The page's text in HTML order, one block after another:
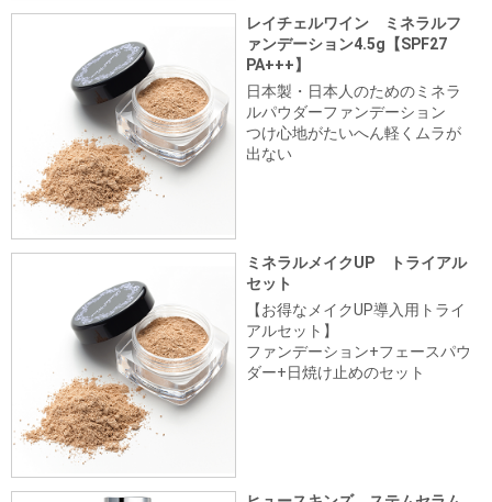
レイチェルワイン ミネラルフ
ァンデーション4.5g【SPF27
PA+++】
日本製・日本人のためのミネラ
ルパウダーファンデーション
つけ心地がたいへん軽くムラが
出ない
ミネラルメイクUP トライアル
セット
【お得なメイクUP導入用トライ
アルセット】
ファンデーション+フェースパウ
ダー+日焼け止めのセット